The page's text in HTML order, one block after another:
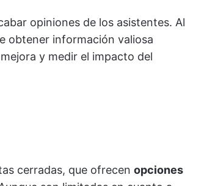
opiniones de los asistentes. Al
obtener información valiosa
y medir el impacto del
cerradas, que ofrecen opciones